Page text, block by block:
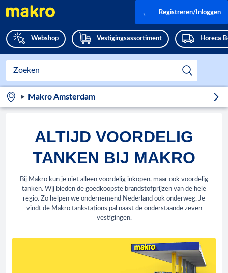
Webshop Vestigingsassortiment Horeca
Registreren/Inloggen
Makro Amsterdam
ALTIJD VOORDELIG
TANKEN BIJ MAKRO
Bij Makro kun je niet alleen voordelig inkopen, maar ook voordelig
tanken. Wij bieden de goedkoopste brandstofprijzen van de hele
regio. Zo helpen we ondernemend Nederland ook onderweg. Je
vindt de Makro tankstations pal naast de onderstaande zeven
vestigingen.